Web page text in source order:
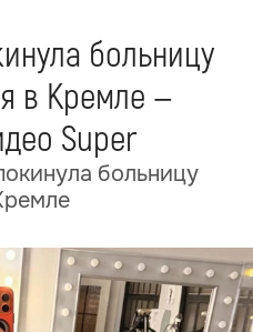
больницу
в Кремле —
Super
больницу